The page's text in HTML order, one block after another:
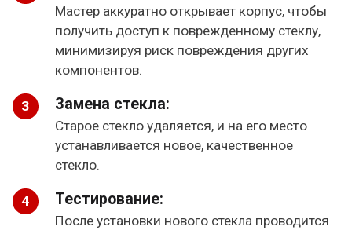
Мастер аккуратно открывает корпус, чтобы
получить доступ к поврежденному стеклу,
минимизируя риск повреждения других
компонентов.
Замена стекла:
Старое стекло удаляется, и на его место
устанавливается новое, качественное
стекло.
Тестирование:
После установки нового стекла проводится